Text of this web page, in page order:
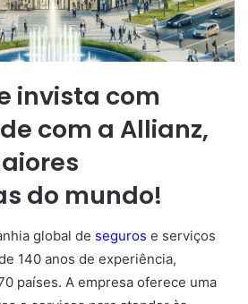
invista com
com a Allianz,
do mundo!
global de seguros e serviços
140 anos de experiência,
países. A empresa oferece uma